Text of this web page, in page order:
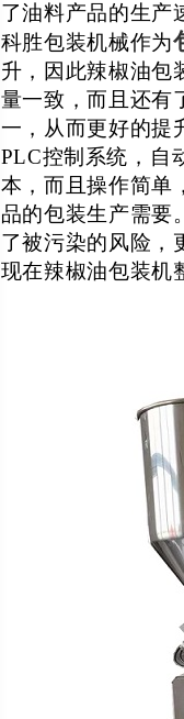
了油料产品的生产
科胜包装机械作为
升，因此辣椒油包
量一致，而且还有
一，从而更好的提
PLC控制系统，自
本，而且操作简单
品的包装生产需要
了被污染的风险，
现在辣椒油包装机